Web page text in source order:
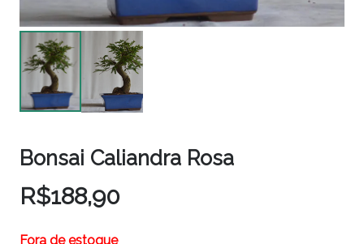
Bonsai Caliandra Rosa
R$188,90
Fora de estoque